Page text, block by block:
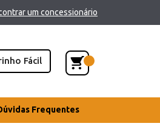
um concessionário
Fácil
Frequentes